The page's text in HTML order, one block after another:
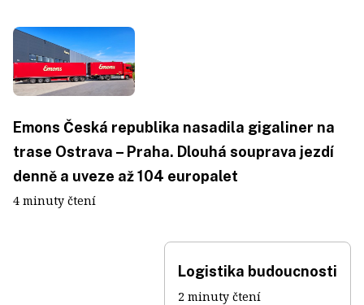
Emons Česká republika nasadila gigaliner na
trase Ostrava – Praha. Dlouhá souprava jezdí
denně a uveze až 104 europalet
4 minuty čtení
Logistika budoucnosti
2 minuty čtení